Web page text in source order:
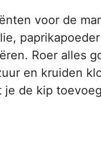
voor de
Roer alles
en kruiden
de kip